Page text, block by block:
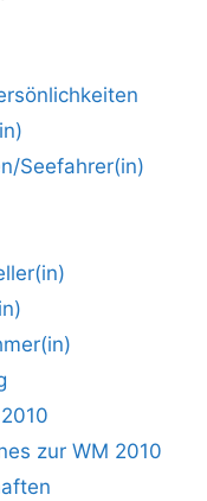
Seefahrer(in)
zur WM 2010